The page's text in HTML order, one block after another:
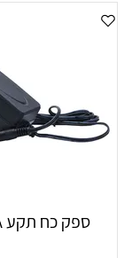
ספק כח תקע 12V 2A